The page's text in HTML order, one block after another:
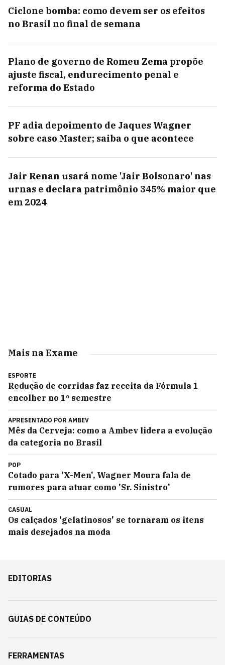
Ciclone bomba: como devem ser os efeitos
no Brasil no final de semana
Plano de governo de Romeu Zema propõe
ajuste fiscal, endurecimento penal e
reforma do Estado
PF adia depoimento de Jaques Wagner
sobre caso Master; saiba o que acontece
Jair Renan usará nome 'Jair Bolsonaro' nas
urnas e declara patrimônio 345% maior que
em 2024
Mais na Exame
ESPORTE
Redução de corridas faz receita da Fórmula 1
encolher no 1º semestre
APRESENTADO POR AMBEV
Mês da Cerveja: como a Ambev lidera a evolução
da categoria no Brasil
POP
Cotado para 'X-Men', Wagner Moura fala de
rumores para atuar como 'Sr. Sinistro'
CASUAL
Os calçados 'gelatinosos' se tornaram os itens
mais desejados na moda
EDITORIAS
GUIAS DE CONTEÚDO
FERRAMENTAS